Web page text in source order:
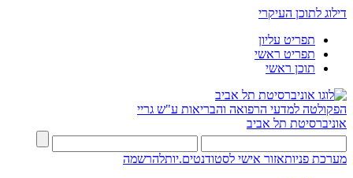
דילוג לתוכן העיקרי
תפריט עליון
תפריט ראשי
תוכן ראשי
הפקולטה למדעי הרפואה והבריאות ע"ש גריי
אוניברסיטת תל אביב
מערכת פניותאזור אישי לסטודנטים.יותלהרשמה